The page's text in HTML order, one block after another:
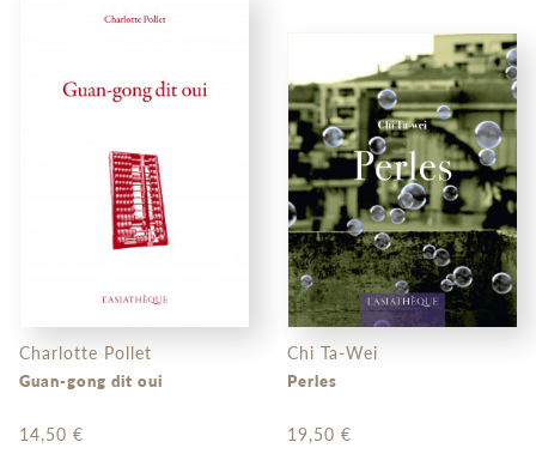
Charlotte Pollet
Guan-gong dit oui
14,50 €
Chi Ta-Wei
Perles
19,50 €